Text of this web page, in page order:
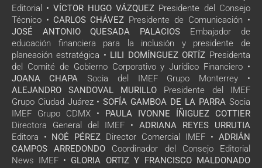
Editorial • VÍCTOR HUGO VÁZQUEZ Presidente del Consejo
Técnico • CARLOS CHÁVEZ Presidente de Comunicación •
JOSÉ ANTONIO QUESADA PALACIOS Embajador de
educación financiera para la inclusión y presidente de
planeación estratégica • LILI DOMÍNGUEZ ORTÍZ Presidenta
del Comité de Gobierno Corporativo y Jurídico Financiero •
JOANA CHAPA Socia del IMEF Grupo Monterrey •
ALEJANDRO SANDOVAL MURILLO Presidente del IMEF
Grupo Ciudad Juárez • SOFÍA GAMBOA DE LA PARRA Socia
IMEF Grupo CDMX • PAULA IVONNE ÍÑIGUEZ COTTIER
Directora General del IMEF • ADRIANA REYES URRUTIA
Editora • NOÉ PÉREZ Director Comercial IMEF • ADRIÁN
CAMPOS ARREDONDO Coordinador del Consejo Editorial
News IMEF • GLORIA ORTIZ Y FRANCISCO MALDONADO